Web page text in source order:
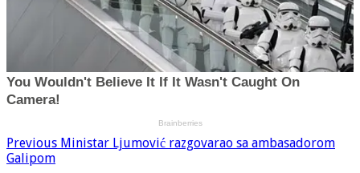
Previous Ministar Ljumović razgovarao sa ambasadorom
Galipom